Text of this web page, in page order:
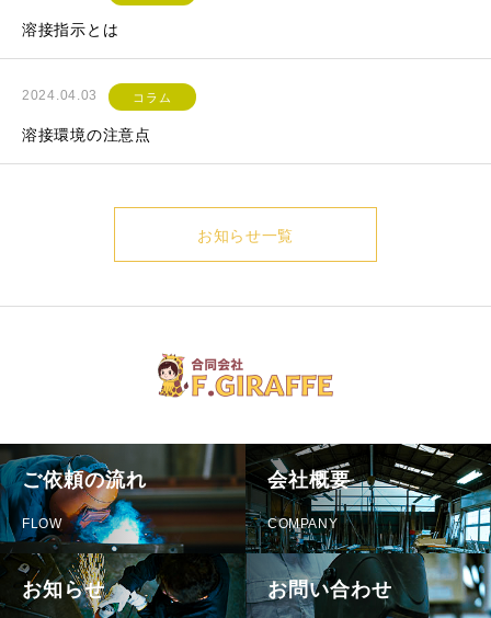
溶接指示とは
2024.04.03 コラム
溶接環境の注意点
お知らせ一覧
ご依頼の流れ
FLOW
会社概要
COMPANY
お知らせ お問い合わせ